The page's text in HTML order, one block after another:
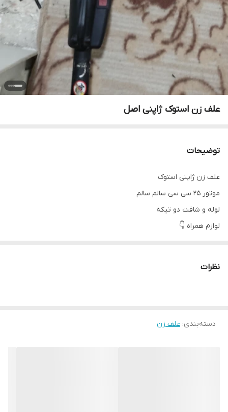
علف زن استوک ژاپنی اصل
توضیحات
علف زن ژاپنی استوک
موتور ۲۵ سی سی سالم سالم
لوله و شافت دو تیکه
لوازم همراه 👇
فرمان تکی
نظرات
دسته‌بندی: علف زن